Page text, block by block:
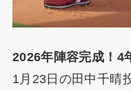
2026年陣容完成！4
1月23日の田中千晴